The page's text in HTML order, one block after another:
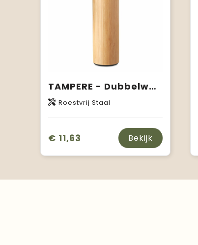
TAMPERE - Dubbelwandige fles 400ml
Roestvrij Staal
€ 11,63 Bekijk